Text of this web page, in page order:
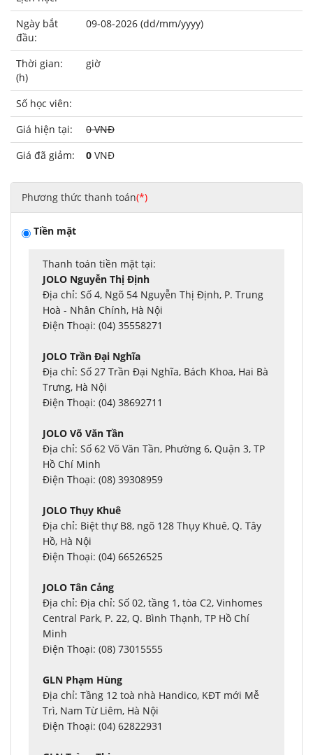
Ngày bắt
đầu:
09-08-2026 (dd/mm/yyyy)
Thời gian:
(h)
giờ
Số học viên:
Giá hiện tại:
0 VNĐ
Giá đã giảm:
0 VNĐ
Phương thức thanh toán(*)
Tiền mặt
Thanh toán tiền mặt tại:
JOLO Nguyễn Thị Định
Địa chỉ: Số 4, Ngõ 54 Nguyễn Thị Định, P. Trung
Hoà - Nhân Chính, Hà Nội
Điện Thoại: (04) 35558271
JOLO Trần Đại Nghĩa
Địa chỉ: Số 27 Trần Đại Nghĩa, Bách Khoa, Hai Bà
Trưng, Hà Nội
Điện Thoại: (04) 38692711
JOLO Võ Văn Tần
Địa chỉ: Số 62 Võ Văn Tần, Phường 6, Quận 3, TP
Hồ Chí Minh
Điện Thoại: (08) 39308959
JOLO Thụy Khuê
Địa chỉ: Biệt thự B8, ngõ 128 Thụy Khuê, Q. Tây
Hồ, Hà Nội
Điện Thoại: (04) 66526525
JOLO Tân Cảng
Địa chỉ: Địa chỉ: Số 02, tầng 1, tòa C2, Vinhomes
Central Park, P. 22, Q. Bình Thạnh, TP Hồ Chí
Minh
Điện Thoại: (08) 73015555
GLN Phạm Hùng
Địa chỉ: Tầng 12 toà nhà Handico, KĐT mới Mễ
Trì, Nam Từ Liêm, Hà Nội
Điện Thoại: (04) 62822931